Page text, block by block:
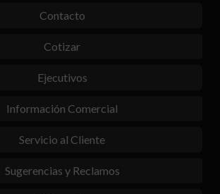
Contacto
Cotizar
Ejecutivos
Información Comercial
Servicio al Cliente
Sugerencias y Reclamos